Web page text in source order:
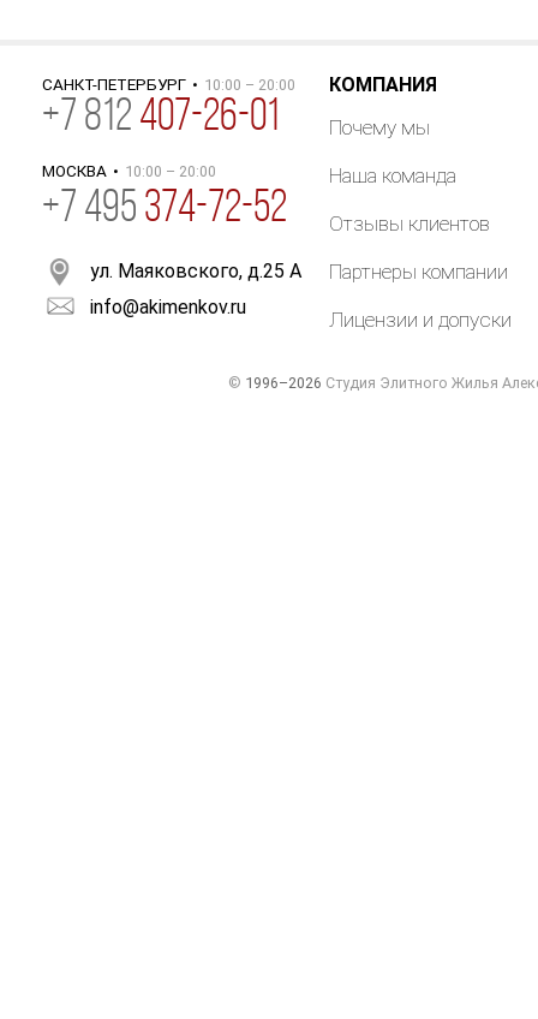
САНКТ-ПЕТЕРБУРГ • 10:00 – 20:00
+7 812 407-26-01
МОСКВА • 10:00 – 20:00
+7 495 374-72-52
ул. Маяковского, д.25 А
info@akimenkov.ru
КОМПАНИЯ
Почему мы
Наша команда
Отзывы клиентов
Партнеры компании
Лицензии и допуски
© 1996–2026 Студия Элитного Жилья